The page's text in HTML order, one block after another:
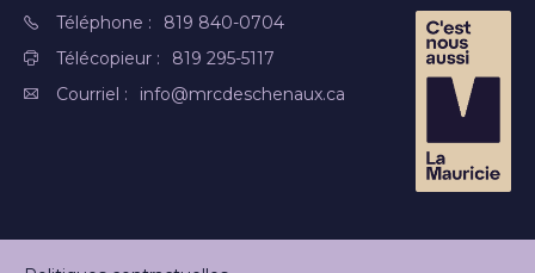
Téléphone :
819 840-0704
Télécopieur :
819 295-5117
Courriel :
info@mrcdeschenaux.ca